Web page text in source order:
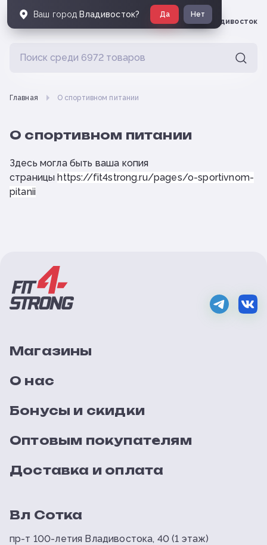
Владивосток
Главная О спортивном питании
О спортивном питании
Здесь могла быть ваша копия
страницыhttps://fit4strong.ru/pages/o-sportivnom-
pitanii
Магазины
О нас
Бонусы и скидки
Оптовым покупателям
Доставка и оплата
Вл Сотка
пр-т 100-летия Владивостока, 40 (1 этаж)
Ваш город Владивосток? Да Нет